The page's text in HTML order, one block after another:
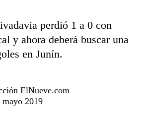
perdió 1 a 0 con
y ahora deberá buscar una
en Junín.
ElNueve.com
mayo 2019